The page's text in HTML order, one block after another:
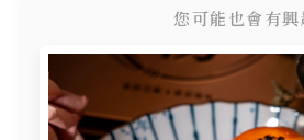
您可能也會有興